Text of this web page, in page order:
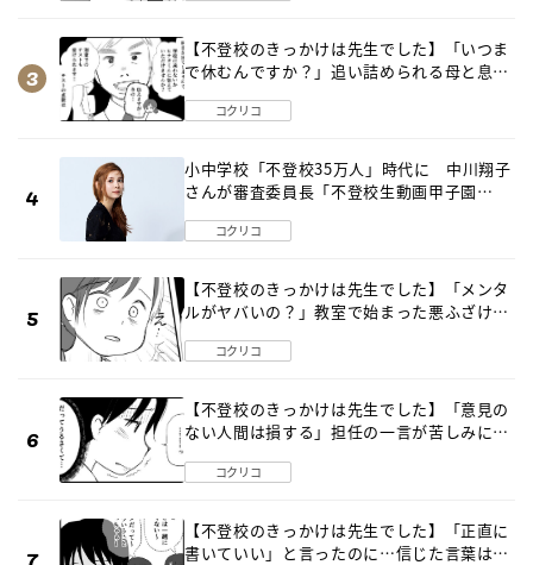
【不登校のきっかけは先生でした】「いつま
で休むんですか？」追い詰められる母と息子
コクリコ
小中学校「不登校35万人」時代に 中川翔子
さんが審査委員長「不登校生動画甲子園
コクリコ
【不登校のきっかけは先生でした】「メンタ
ルがヤバいの？」教室で始まった悪ふざけ
コクリコ
【不登校のきっかけは先生でした】「意見の
ない人間は損する」担任の一言が苦しみに…
コクリコ
【不登校のきっかけは先生でした】「正直に
書いていい」と言ったのに…信じた言葉は噓